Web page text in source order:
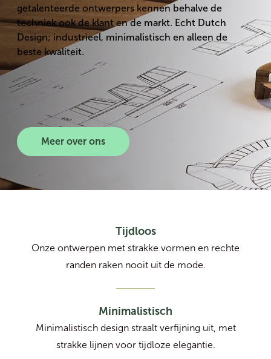
getalenteerde ontwerpers kennen behalve de
techniek ook de klant en de markt. Echt Dutch
Design; industrieel, minimalistisch en alleen de
beste kwaliteit.
Meer over ons
Tijdloos
Onze ontwerpen met strakke vormen en rechte
randen raken nooit uit de mode.
Minimalistisch
Minimalistisch design straalt verfijning uit, met
strakke lijnen voor tijdloze elegantie.